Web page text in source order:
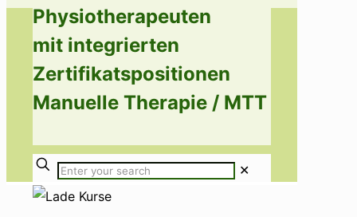
Physiotherapeuten
mit integrierten
Zertifikatspositionen
Manuelle Therapie / MTT
✕